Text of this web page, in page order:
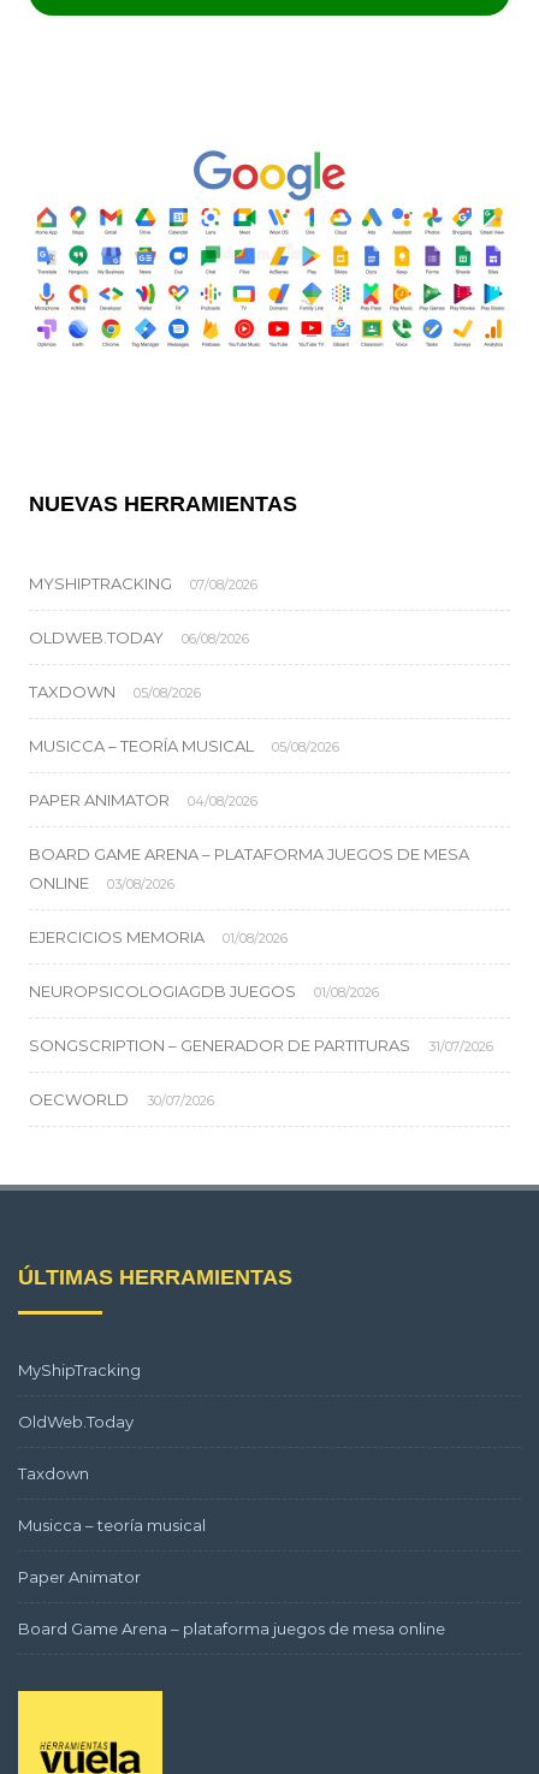
NUEVAS HERRAMIENTAS
MYSHIPTRACKING 07/08/2026
OLDWEB.TODAY 06/08/2026
TAXDOWN 05/08/2026
MUSICCA – TEORÍA MUSICAL 05/08/2026
PAPER ANIMATOR 04/08/2026
BOARD GAME ARENA – PLATAFORMA JUEGOS DE MESA
ONLINE
03/08/2026
EJERCICIOS MEMORIA 01/08/2026
NEUROPSICOLOGIAGDB JUEGOS 01/08/2026
SONGSCRIPTION – GENERADOR DE PARTITURAS 31/07/2026
OECWORLD 30/07/2026
ÚLTIMAS HERRAMIENTAS
MyShipTracking
OldWeb.Today
Taxdown
Musicca – teoría musical
Paper Animator
Board Game Arena – plataforma juegos de mesa online